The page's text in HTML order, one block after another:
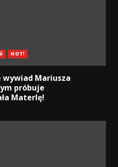
HOT!
wywiad Mariusza
próbuje
Materlę!